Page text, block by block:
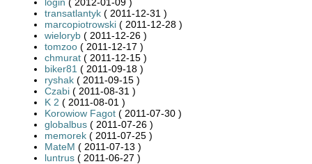
transatlantyk ( 2011-12-31 )
marcopiotrowski ( 2011-12-28 )
wieloryb ( 2011-12-26 )
tomzoo ( 2011-12-17 )
chmurat ( 2011-12-15 )
biker81 ( 2011-09-18 )
ryshak ( 2011-09-15 )
Czabi ( 2011-08-31 )
K 2 ( 2011-08-01 )
Korowiow Fagot ( 2011-07-30 )
globalbus ( 2011-07-26 )
memorek ( 2011-07-25 )
MateM ( 2011-07-13 )
luntrus ( 2011-06-27 )